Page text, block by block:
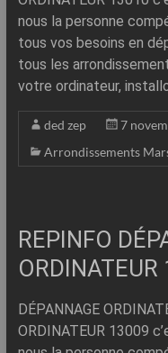
nous la personne
tous vos besoins en
tous les
votre ordinateur,
ded zep
7
Arrondissements
REPINFO
DÉPANNAGE
ORDINATEUR 13009